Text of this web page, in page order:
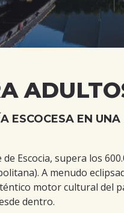
ESCOCESA EN
Escocia, supera los
A menudo
motor cultural del
dentro.